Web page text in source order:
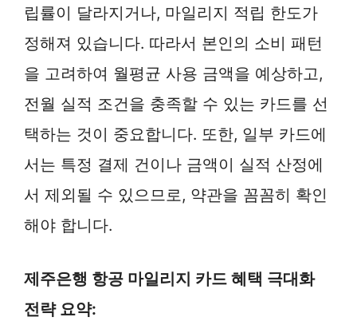
립률이 달라지거나, 마일리지 적립 한도가
정해져 있습니다. 따라서 본인의 소비 패턴
을 고려하여 월평균 사용 금액을 예상하고,
전월 실적 조건을 충족할 수 있는 카드를 선
택하는 것이 중요합니다. 또한, 일부 카드에
서는 특정 결제 건이나 금액이 실적 산정에
서 제외될 수 있으므로, 약관을 꼼꼼히 확인
해야 합니다.
제주은행 항공 마일리지 카드 혜택 극대화
전략 요약: